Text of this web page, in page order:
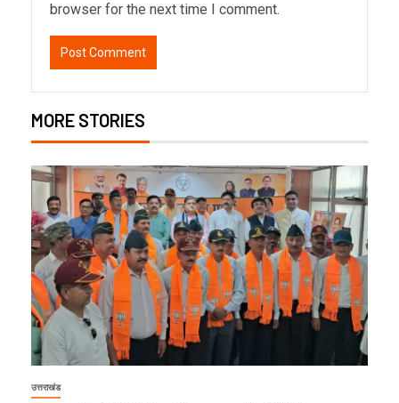
browser for the next time I comment.
MORE STORIES
उत्तराखंड